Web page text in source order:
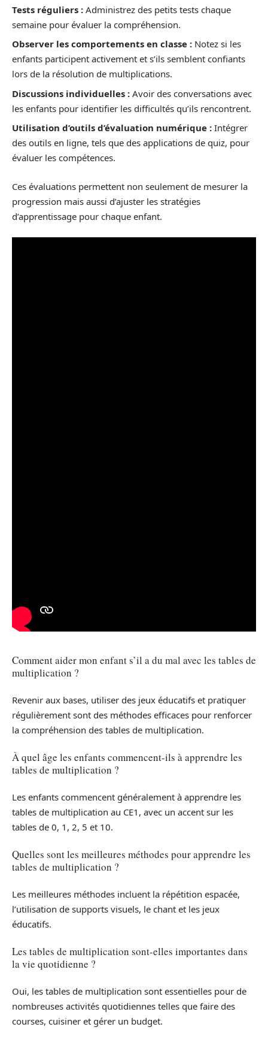
Tests réguliers : Administrez des petits tests chaque
semaine pour évaluer la compréhension.
Observer les comportements en classe : Notez si les
enfants participent activement et s’ils semblent confiants
lors de la résolution de multiplications.
Discussions individuelles : Avoir des conversations avec
les enfants pour identifier les difficultés qu’ils rencontrent.
Utilisation d’outils d’évaluation numérique : Intégrer
des outils en ligne, tels que des applications de quiz, pour
évaluer les compétences.
Ces évaluations permettent non seulement de mesurer la
progression mais aussi d’ajuster les stratégies
d’apprentissage pour chaque enfant.
Comment aider mon enfant s’il a du mal avec les tables de
multiplication ?
Revenir aux bases, utiliser des jeux éducatifs et pratiquer
régulièrement sont des méthodes efficaces pour renforcer
la compréhension des tables de multiplication.
À quel âge les enfants commencent-ils à apprendre les
tables de multiplication ?
Les enfants commencent généralement à apprendre les
tables de multiplication au CE1, avec un accent sur les
tables de 0, 1, 2, 5 et 10.
Quelles sont les meilleures méthodes pour apprendre les
tables de multiplication ?
Les meilleures méthodes incluent la répétition espacée,
l’utilisation de supports visuels, le chant et les jeux
éducatifs.
Les tables de multiplication sont-elles importantes dans
la vie quotidienne ?
Oui, les tables de multiplication sont essentielles pour de
nombreuses activités quotidiennes telles que faire des
courses, cuisiner et gérer un budget.